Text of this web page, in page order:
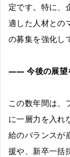
定です。特に、
適した人材との
の募集を強化し
――今後の展望
この数年間は、
に一層力を入れ
給のバランスが
援や、新卒一括